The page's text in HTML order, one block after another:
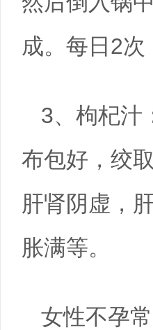
成。每日2
3、枸杞汁
布包好，绞
肝肾阴虚，
胀满等。
女性不孕